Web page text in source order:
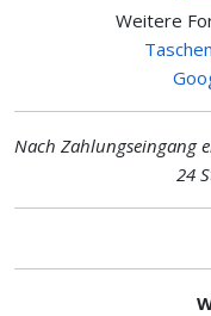
Weitere
Nach Zahlungseingang
24